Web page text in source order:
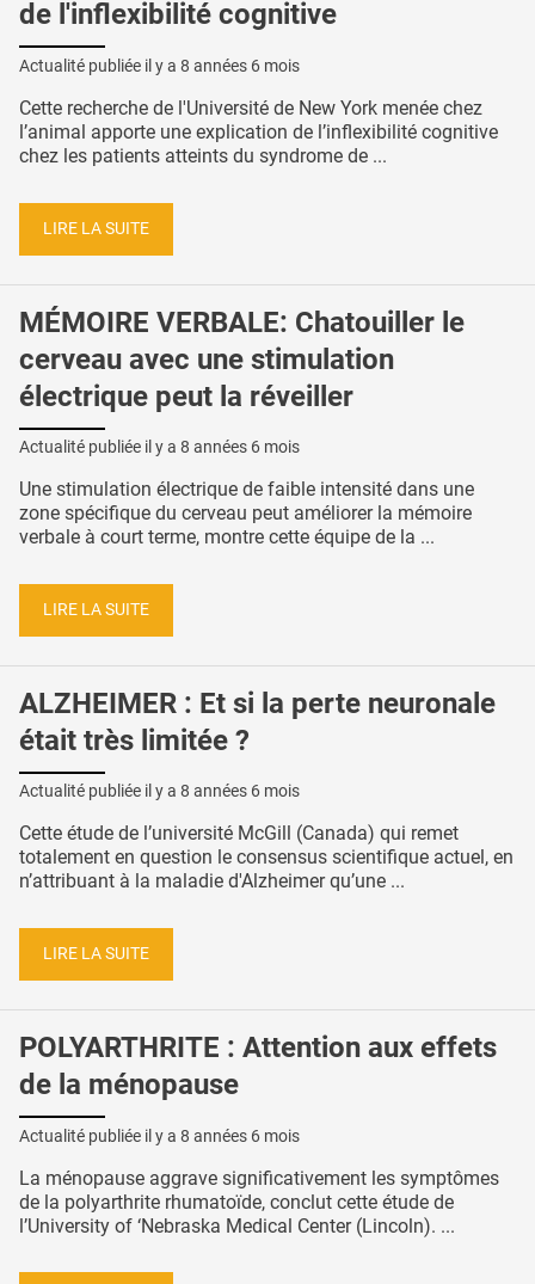
de l'inflexibilité cognitive
Actualité publiée il y a 8 années 6 mois
Cette recherche de l'Université de New York menée chez
l’animal apporte une explication de l’inflexibilité cognitive
chez les patients atteints du syndrome de ...
LIRE LA SUITE
MÉMOIRE VERBALE: Chatouiller le
cerveau avec une stimulation
électrique peut la réveiller
Actualité publiée il y a 8 années 6 mois
Une stimulation électrique de faible intensité dans une
zone spécifique du cerveau peut améliorer la mémoire
verbale à court terme, montre cette équipe de la ...
LIRE LA SUITE
ALZHEIMER : Et si la perte neuronale
était très limitée ?
Actualité publiée il y a 8 années 6 mois
Cette étude de l’université McGill (Canada) qui remet
totalement en question le consensus scientifique actuel, en
n’attribuant à la maladie d'Alzheimer qu’une ...
LIRE LA SUITE
POLYARTHRITE : Attention aux effets
de la ménopause
Actualité publiée il y a 8 années 6 mois
La ménopause aggrave significativement les symptômes
de la polyarthrite rhumatoïde, conclut cette étude de
l’University of ‘Nebraska Medical Center (Lincoln). ...